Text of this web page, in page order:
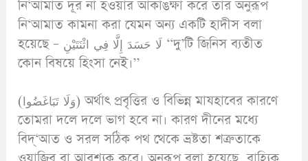
নি‘আমাত দূর না হওয়ার আকাঙক্ষা করে তার অনুরূপ
নি‘আমাত কামনা করা যেমন অন্য একটি হাদীস বলা
হয়েছে – لَا حَسَدَ إِلَّا فِي اثْنَتَيْنِ ‘‘দু’টি জিনিস ব্যতীত
কোন বিষয়ে হিংসা নেই।’’
(وَلَا تَبَاغَضُوا) অর্থাৎ প্রবৃত্তির ও বিভিন্ন মাযহাবের কারণে
তোমরা দলে দলে ভাগ হবে না। কারণ দীনের মধ্যে
বিদ্‘আত ও সরল সঠিক পথ থেকে ভ্রষ্টতা শত্রুতাকে